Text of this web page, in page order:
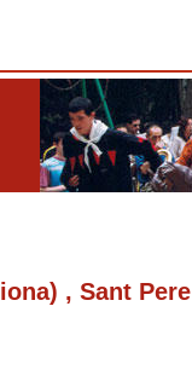
, Sant Pere